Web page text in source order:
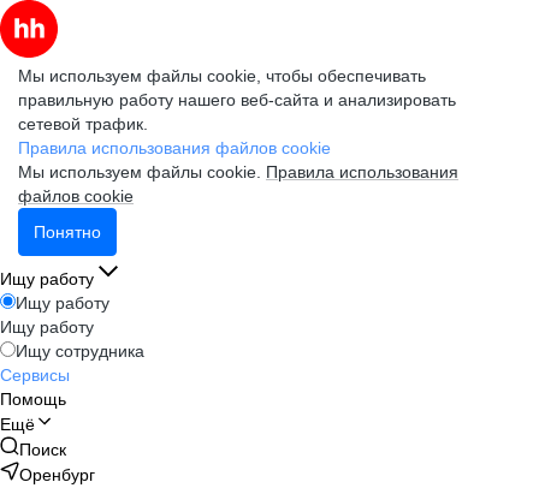
Мы используем файлы cookie, чтобы обеспечивать
правильную работу нашего веб-сайта и анализировать
сетевой трафик.
Правила использования файлов cookie
Мы используем файлы cookie. Правила использования
файлов cookie
Понятно
Ищу работу
Ищу работу
Ищу работу
Ищу сотрудника
Сервисы
Помощь
Ещё
Поиск
Оренбург